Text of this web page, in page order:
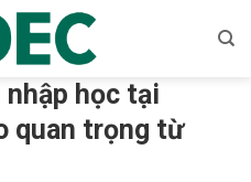
học tại
quan trọng từ